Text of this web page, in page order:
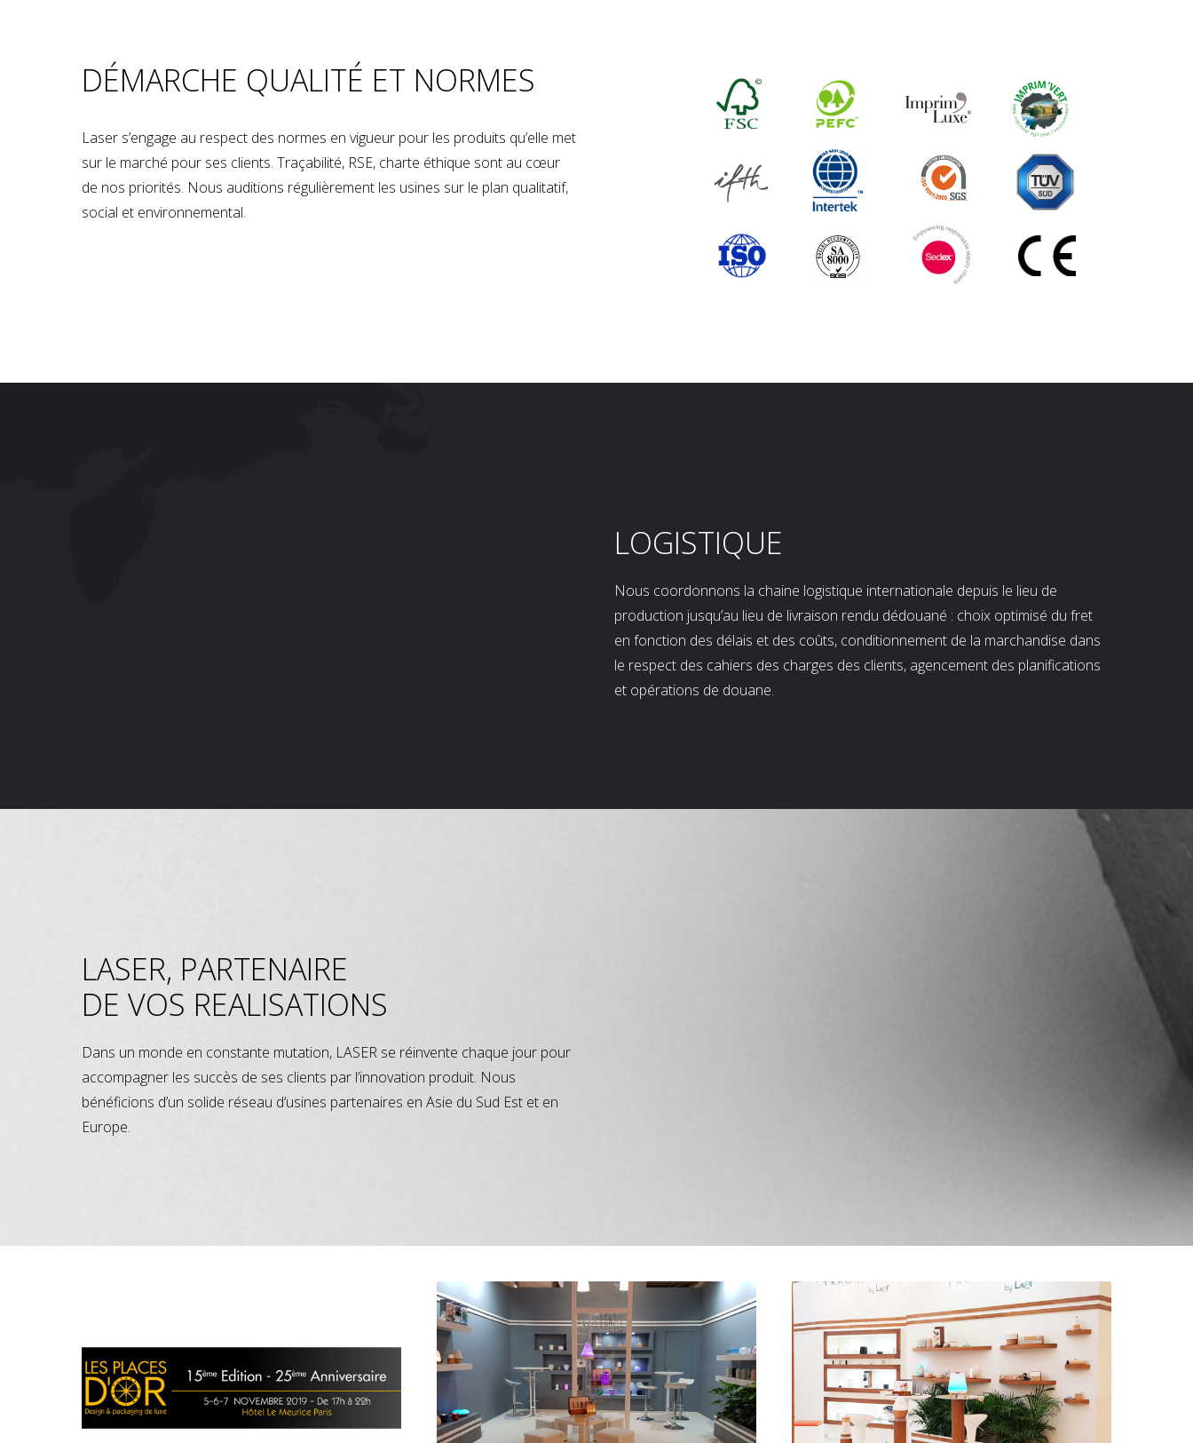
DÉMARCHE QUALITÉ ET NORMES
Laser s’engage au respect des normes en vigueur pour les produits qu’elle met
sur le marché pour ses clients. Traçabilité, RSE, charte éthique sont au cœur
de nos priorités. Nous auditions régulièrement les usines sur le plan qualitatif,
social et environnemental.
LOGISTIQUE
Nous coordonnons la chaine logistique internationale depuis le lieu de
production jusqu’au lieu de livraison rendu dédouané : choix optimisé du fret
en fonction des délais et des coûts, conditionnement de la marchandise dans
le respect des cahiers des charges des clients, agencement des planifications
et opérations de douane.
LASER, PARTENAIRE
DE VOS REALISATIONS
Dans un monde en constante mutation, LASER se réinvente chaque jour pour
accompagner les succès de ses clients par l’innovation produit. Nous
bénéficions d’un solide réseau d’usines partenaires en Asie du Sud Est et en
Europe.